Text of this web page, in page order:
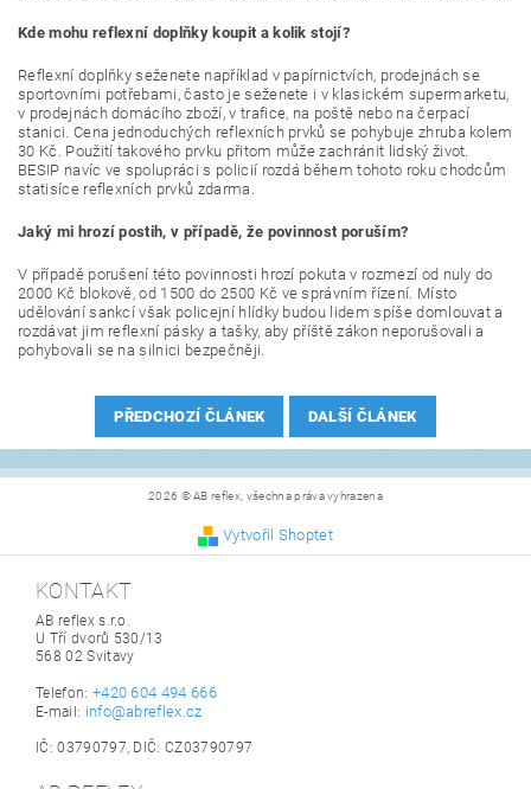
Kde mohu reflexní doplňky koupit a kolik stojí?
Reflexní doplňky seženete například v papírnictvích, prodejnách se
sportovními potřebami, často je seženete i v klasickém supermarketu,
v prodejnách domácího zboží, v trafice, na poště nebo na čerpací
stanici. Cena jednoduchých reflexních prvků se pohybuje zhruba kolem
30 Kč. Použití takového prvku přitom může zachránit lidský život.
BESIP navíc ve spolupráci s policií rozdá během tohoto roku chodcům
statisíce reflexních prvků zdarma.
Jaký mi hrozí postih, v případě, že povinnost poruším?
V případě porušení této povinnosti hrozí pokuta v rozmezí od nuly do
2000 Kč blokově, od 1500 do 2500 Kč ve správním řízení. Místo
udělování sankcí však policejní hlídky budou lidem spíše domlouvat a
rozdávat jim reflexní pásky a tašky, aby příště zákon neporušovali a
pohybovali se na silnici bezpečněji.
PŘEDCHOZÍ ČLÁNEK DALŠÍ ČLÁNEK
2026 © AB reflex, všechna práva vyhrazena
Vytvořil Shoptet
KONTAKT
AB reflex s.r.o.
U Tří dvorů 530/13
568 02 Svitavy
Telefon: +420 604 494 666
E-mail: info@abreflex.cz
IČ: 03790797, DIČ: CZ03790797